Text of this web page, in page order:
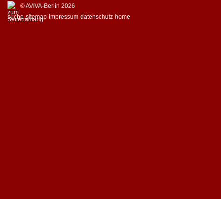
© AVIVA-Berlin 2026
suche sitemap impressum datenschutz home